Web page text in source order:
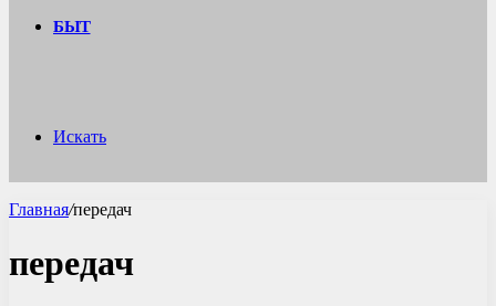
БЫТ
Искать
Главная/передач
передач